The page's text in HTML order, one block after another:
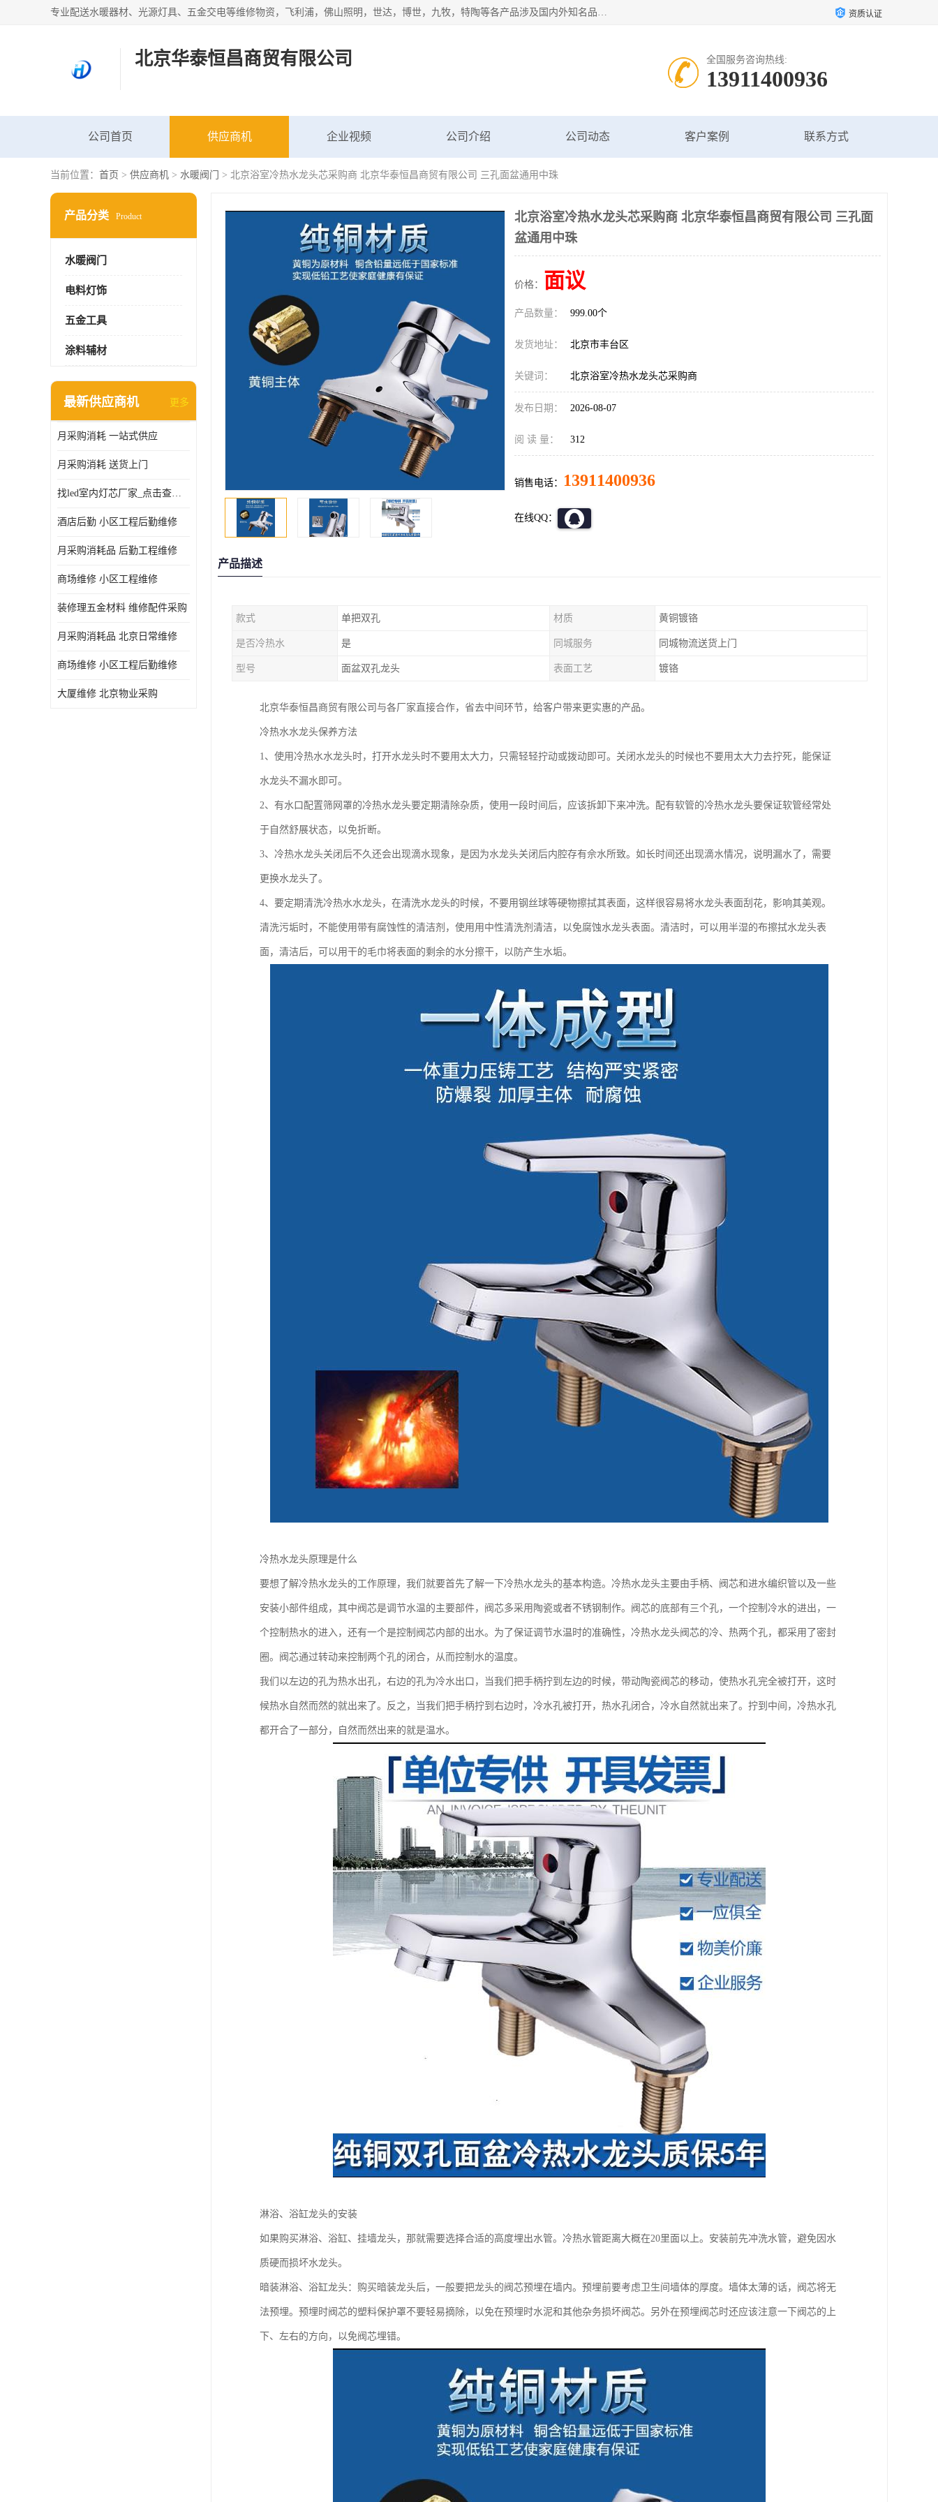
专业配送水暖器材、光源灯具、五金交电等维修物资，飞利浦，佛山照明，世达，博世，九牧，特陶等各产品涉及国内外知名品牌。公司专注与物业、学校、酒店、工厂等单位合作，提供一站式配送服务，降低客户综合成本。依托电子商务改变传统模式，以专业的团队为客户提供24H物资配送到达，货到月结、统一开票，便捷退换等服务，提高了企业的运营效率。 资质认证
北京华泰恒昌商贸有限公司 全国服务咨询热线:
13911400936
公司首页 供应商机 企业视频 公司介绍 公司动态 客户案例 联系方式
当前位置： 首页 > 供应商机 > 水暖阀门 > 北京浴室冷热水龙头芯采购商 北京华泰恒昌商贸有限公司 三孔面盆通用中珠
产品分类 Product
水暖阀门
电料灯饰
五金工具
涂料辅材
最新供应商机 更多
月采购消耗 一站式供应
月采购消耗 送货上门
找led室内灯芯厂家_点击查看更多
酒店后勤 小区工程后勤维修
月采购消耗品 后勤工程维修
商场维修 小区工程维修
装修理五金材料 维修配件采购
月采购消耗品 北京日常维修
商场维修 小区工程后勤维修
大厦维修 北京物业采购
北京浴室冷热水龙头芯采购商 北京华泰恒昌商贸有限公司 三孔面
盆通用中珠
价格： 面议
产品数量： 999.00个
发货地址： 北京市丰台区
关键词： 北京浴室冷热水龙头芯采购商
发布日期： 2026-08-07
阅 读 量： 312
销售电话： 13911400936
在线QQ：
产品描述
款式 单把双孔 材质 黄铜镀铬
是否冷热水 是 同城服务 同城物流送货上门
型号 面盆双孔龙头 表面工艺 镀铬
北京华泰恒昌商贸有限公司与各厂家直接合作，省去中间环节，给客户带来更实惠的产品。
冷热水水龙头保养方法
1、使用冷热水水龙头时，打开水龙头时不要用太大力，只需轻轻拧动或拨动即可。关闭水龙头的时候也不要用太大力去拧死，能保证
水龙头不漏水即可。
2、有水口配置筛网罩的冷热水龙头要定期清除杂质，使用一段时间后，应该拆卸下来冲洗。配有软管的冷热水龙头要保证软管经常处
于自然舒展状态，以免折断。
3、冷热水龙头关闭后不久还会出现滴水现象，是因为水龙头关闭后内腔存有佘水所致。如长时间还出现滴水情况，说明漏水了，需要
更换水龙头了。
4、要定期清洗冷热水水龙头，在清洗水龙头的时候，不要用钢丝球等硬物擦拭其表面，这样很容易将水龙头表面刮花，影响其美观。
清洗污垢时，不能使用带有腐蚀性的清洁剂，使用用中性清洗剂清洁，以免腐蚀水龙头表面。清洁时，可以用半湿的布擦拭水龙头表
面，清洁后，可以用干的毛巾将表面的剩余的水分擦干，以防产生水垢。
冷热水龙头原理是什么
要想了解冷热水龙头的工作原理，我们就要首先了解一下冷热水龙头的基本构造。冷热水龙头主要由手柄、阀芯和进水编织管以及一些
安装小部件组成，其中阀芯是调节水温的主要部件，阀芯多采用陶瓷或者不锈钢制作。阀芯的底部有三个孔，一个控制冷水的进出，一
个控制热水的进入，还有一个是控制阀芯内部的出水。为了保证调节水温时的准确性，冷热水龙头阀芯的冷、热两个孔，都采用了密封
圈。阀芯通过转动来控制两个孔的闭合，从而控制水的温度。
我们以左边的孔为热水出孔，右边的孔为冷水出口，当我们把手柄拧到左边的时候，带动陶瓷阀芯的移动，使热水孔完全被打开，这时
候热水自然而然的就出来了。反之，当我们把手柄拧到右边时，冷水孔被打开，热水孔闭合，冷水自然就出来了。拧到中间，冷热水孔
都开合了一部分，自然而然出来的就是温水。
淋浴、浴缸龙头的安装
如果购买淋浴、浴缸、挂墙龙头，那就需要选择合适的高度埋出水管。冷热水管距离大概在20里面以上。安装前先冲洗水管，避免因水
质硬而损坏水龙头。
暗装淋浴、浴缸龙头：购买暗装龙头后，一般要把龙头的阀芯预埋在墙内。预埋前要考虑卫生间墙体的厚度。墙体太薄的话，阀芯将无
法预埋。预埋时阀芯的塑料保护罩不要轻易摘除，以免在预埋时水泥和其他杂务损坏阀芯。另外在预埋阀芯时还应该注意一下阀芯的上
下、左右的方向，以免阀芯埋错。